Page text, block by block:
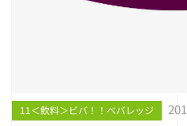
11＜飲料＞ビバ！！ベバレッジ